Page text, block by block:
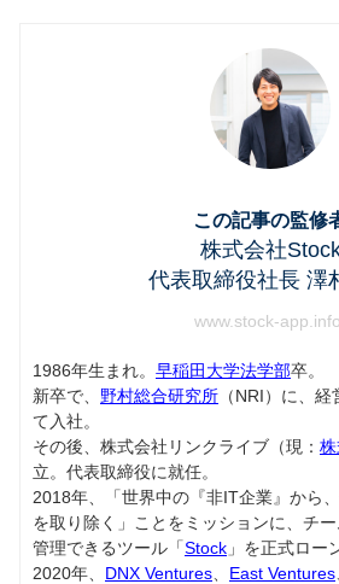
この記事の監修
株式会社
代表取締役社長 澤
www.stock-
1986年生まれ。 早稲田大学法学部卒。
新卒で、 野村総合研究所 （NRI）に、
て入社。
その後、株式会社リンクライブ（現：
立。代表取締役に就任。
2018年、「世界中の『非IT企業』から
を取り除く」ことをミッションに、チ
管理できるツール「Stock 」を正式ロー
2020年、 DNX Ventures East Ventures